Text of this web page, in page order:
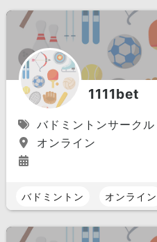
1111bet
バドミントンサーク
オンライン
バドミントン オンライン